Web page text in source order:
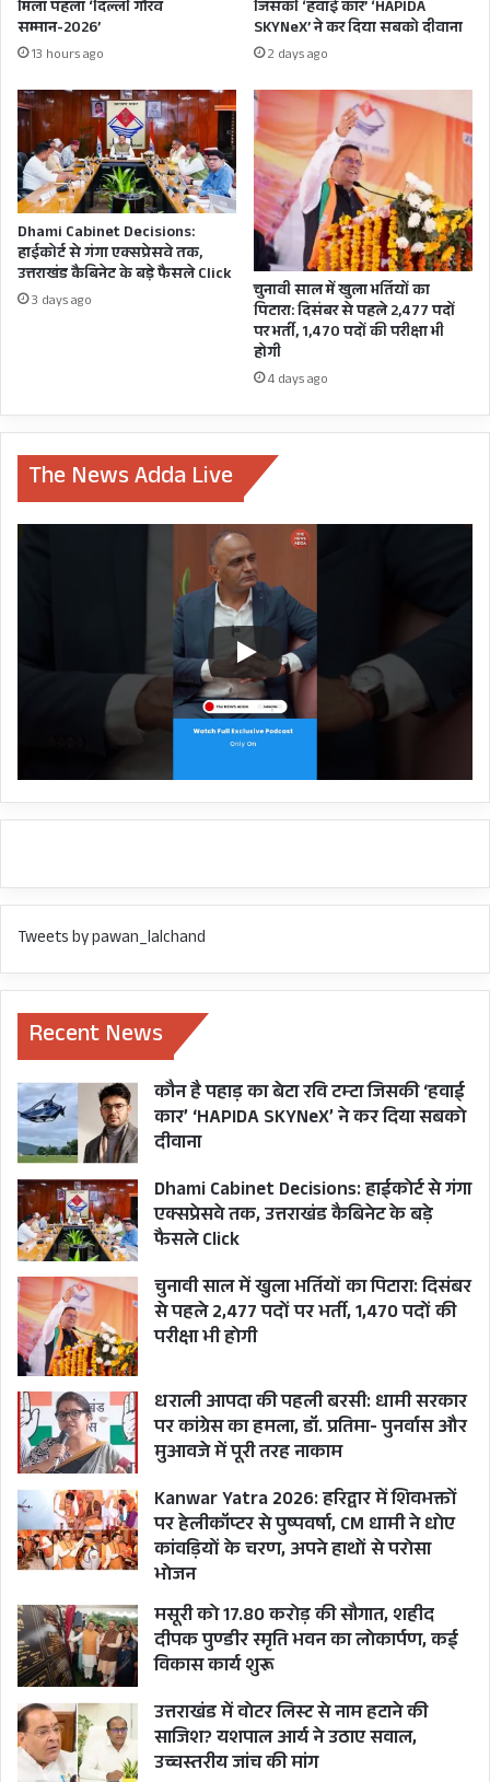
विद्यालयी परिषद की सचिव ने बताया कि शिक्षा मंत्री डॉ0
धन सिंह रावत के निर्देश पर पूरी पारदर्शिता के साथ समय
पर बोर्ड परीक्षाओं के परीक्षा परिणाम तैयार किये गये हैं।
सोमवार को रामनगर में शिक्षा मंत्री डॉ0 धन सिंह रावत एवं
परिषद के सभापति व निदेशक माध्यमिक शिक्षा डॉ0
आर0के0 कुंवर सहित विभागीय अधिकारियों की उपस्थिति
में बोर्ड परीक्षाओं के परीक्षाफल घोषित कर दिये जायेंगे।
CITY NEWS
DR DHAN SINGH RAWAT
UTTARAKHAND BOARD 10TH EXAM RESULT
UTTARAKHAND BOARD 12TH EXAM
UTTARAKHAND BOARD RESULT
मिला पहला ‘दिल्ली गौरव
सम्मान-2026’
13 hours ago
जिसकी ‘हवाई कार’ ‘HAPIDA
SKYNeX’ ने कर दिया सबको दीवाना
2 days ago
Dhami Cabinet Decisions:
हाईकोर्ट से गंगा एक्सप्रेसवे तक,
उत्तराखंड कैबिनेट के बड़े फैसले Click
3 days ago चुनावी साल में खुला भर्तियों का
पिटारा: दिसंबर से पहले 2,477 पदों
पर भर्ती, 1,470 पदों की परीक्षा भी
होगी
4 days ago
The News Adda Live
Tweets by pawan_lalchand
Recent News
कौन है पहाड़ का बेटा रवि टम्टा जिसकी ‘हवाई
कार’ ‘HAPIDA SKYNeX’ ने कर दिया सबको
दीवाना
Dhami Cabinet Decisions: हाईकोर्ट से गंगा
एक्सप्रेसवे तक, उत्तराखंड कैबिनेट के बड़े
फैसले Click
चुनावी साल में खुला भर्तियों का पिटारा: दिसंबर
से पहले 2,477 पदों पर भर्ती, 1,470 पदों की
परीक्षा भी होगी
धराली आपदा की पहली बरसी: धामी सरकार
पर कांग्रेस का हमला, डॉ. प्रतिमा- पुनर्वास और
मुआवजे में पूरी तरह नाकाम
Kanwar Yatra 2026: हरिद्वार में शिवभक्तों
पर हेलीकॉप्टर से पुष्पवर्षा, CM धामी ने धोए
कांवड़ियों के चरण, अपने हाथों से परोसा
भोजन
मसूरी को 17.80 करोड़ की सौगात, शहीद
दीपक पुण्डीर स्मृति भवन का लोकार्पण, कई
विकास कार्य शुरू
उत्तराखंड में वोटर लिस्ट से नाम हटाने की
साजिश? यशपाल आर्य ने उठाए सवाल,
उच्चस्तरीय जांच की मांग